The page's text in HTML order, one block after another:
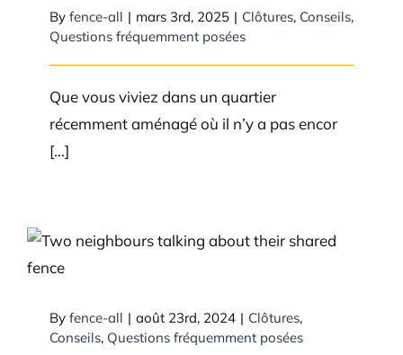
By fence-all | mars 3rd, 2025 | Clôtures, Conseils,
Questions fréquemment posées
Que vous viviez dans un quartier
récemment aménagé où il n’y a pas encor
[...]
Puis-je construire une clôture à
By fence-all | août 23rd, 2024 | Clôtures,
Conseils, Questions fréquemment posées